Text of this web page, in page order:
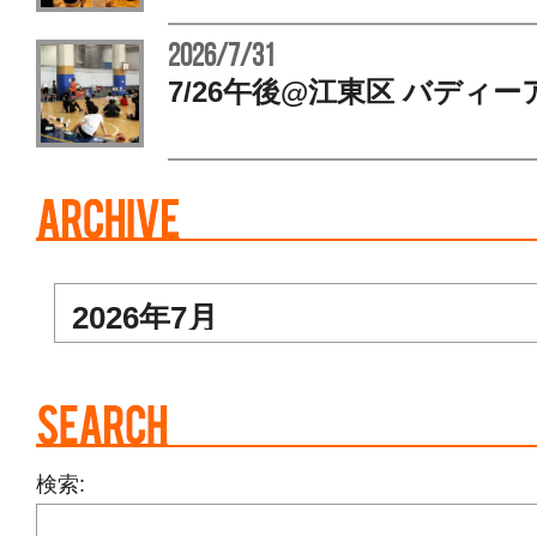
2026/7/31
7/26午後@江東区 バディ
検索: